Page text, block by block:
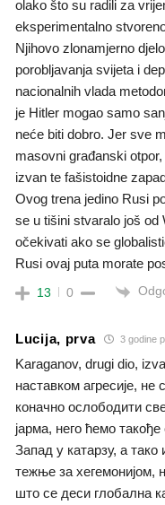
olako što su radili za
eksperimentalno
Njihovo zlonamjerno
porobljavanja svijeta i
nacionalnih vlada
je Hitler mogao samo
neće biti dobro. Jer sve
masovni građanski
izvan te fašistoidne
Ovog trena jedino Rusi
se u tišini stvaralo još od
očekivati ako se
Rusi ovaj puta morate
13 0
Lucija, prva 3 godine
Karaganov, drugi dio,
наставком агресије,
коначно ослободити
јарма, него ћемо
Запад у катарзу, а
тежње за хегемонијом,
што се деси глобална